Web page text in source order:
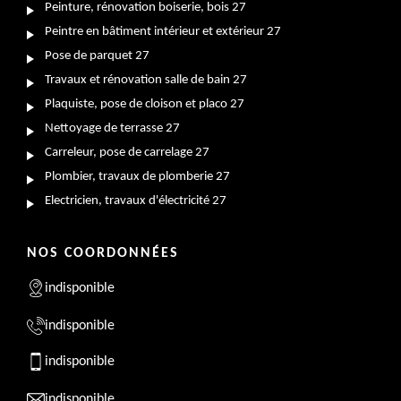
Peinture, rénovation boiserie, bois 27
Peintre en bâtiment intérieur et extérieur 27
Pose de parquet 27
Travaux et rénovation salle de bain 27
Plaquiste, pose de cloison et placo 27
Nettoyage de terrasse 27
Carreleur, pose de carrelage 27
Plombier, travaux de plomberie 27
Electricien, travaux d'électricité 27
NOS COORDONNÉES
indisponible
indisponible
indisponible